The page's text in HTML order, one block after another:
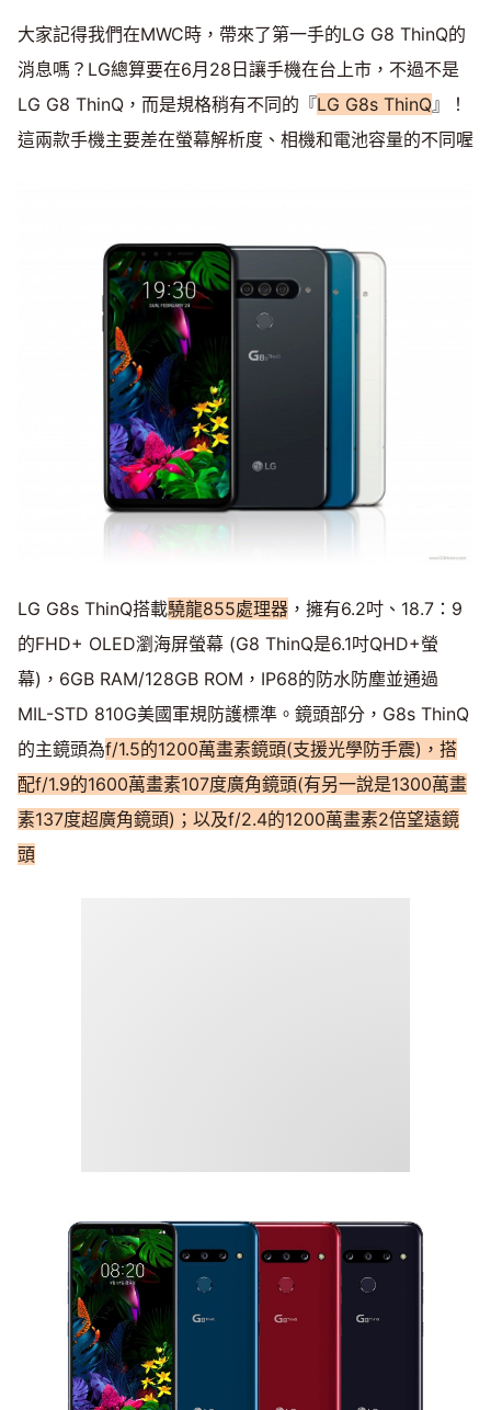
大家記得我們在MWC時，帶來了第一手的LG G8 ThinQ的
消息嗎？LG總算要在6月28日讓手機在台上市，不過不是
LG G8 ThinQ，而是規格稍有不同的『LG G8s ThinQ』！
這兩款手機主要差在螢幕解析度、相機和電池容量的不同喔
LG G8s ThinQ搭載驍龍855處理器 ，擁有6.2吋、18.7：9
的FHD+ OLED瀏海屏螢幕 (G8 ThinQ是6.1吋QHD+螢
幕)，6GB RAM/128GB ROM，IP68的防水防塵並通過
MIL-STD 810G美國軍規防護標準。鏡頭部分，G8s ThinQ
的主鏡頭為f/1.5的1200萬畫素鏡頭(支援光學防手震)，搭
配f/1.9的1600萬畫素107度廣角鏡頭(有另一說是1300萬畫
素137度超廣角鏡頭)；以及f/2.4的1200萬畫素2倍望遠鏡
頭